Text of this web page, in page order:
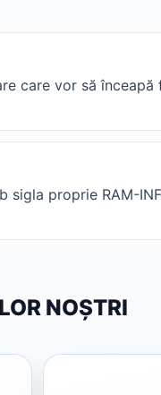
care vor să înceapă
proprie RAM-
NOȘTRI